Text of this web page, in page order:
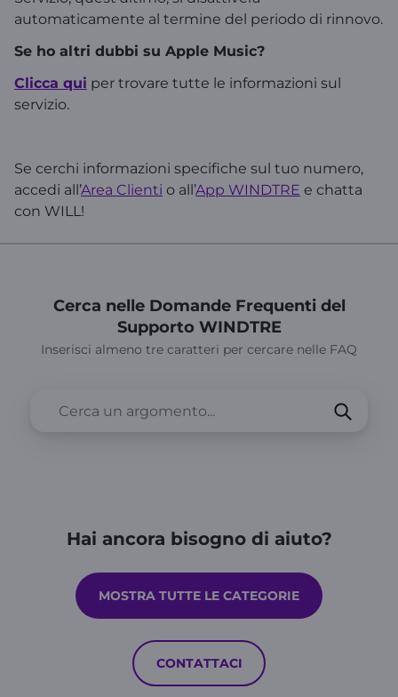
automaticamente al termine del periodo di rinnovo.
Se ho altri dubbi su Apple Music?
Clicca qui per trovare tutte le informazioni sul
servizio.
Se cerchi informazioni specifiche sul tuo numero,
accedi all’Area Clienti o all’App WINDTRE e chatta
con WILL!
Cerca nelle Domande Frequenti del
Supporto WINDTRE
Inserisci almeno tre caratteri per cercare nelle FAQ
Hai ancora bisogno di aiuto?
MOSTRA TUTTE LE CATEGORIE
CONTATTACI